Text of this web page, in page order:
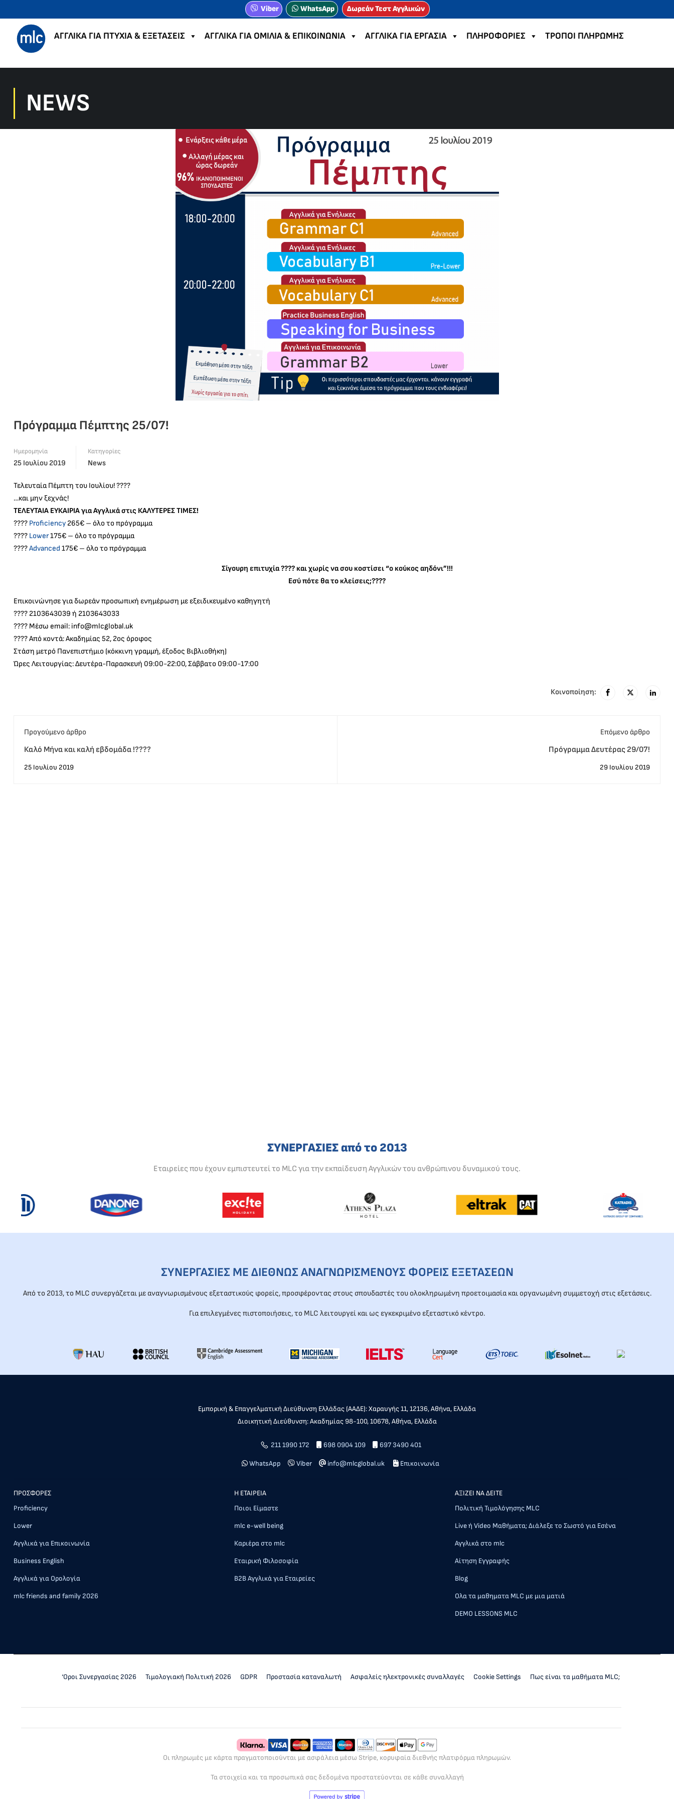
Viber WhatsApp Δωρεάν Τεστ Αγγλικών
ΑΓΓΛΙΚΑ ΓΙΑ ΠΤΥΧΙΑ & ΕΞΕΤΑΣΕΙΣ ΑΓΓΛΙΚΑ ΓΙΑ ΟΜΙΛΙΑ & ΕΠΙΚΟΙΝΩΝΙΑ ΑΓΓΛΙΚΑ ΓΙΑ ΕΡΓΑΣΙΑ ΠΛΗΡΟΦΟΡΙΕΣ TΡΟΠΟΙ ΠΛΗΡΩΜΗΣ
NEWS
Πρόγραμμα Πέμπτης 25/07!
Ημερομηνία
25 Ιουλίου 2019
Κατηγορίες
News
Τελευταία Πέμπτη του Ιουλίου! ????
…και μην ξεχνάς!
ΤΕΛΕΥΤΑΙΑ ΕΥΚΑΙΡΙΑ για Αγγλικά στις ΚΑΛΥΤΕΡΕΣ ΤΙΜΕΣ!
???? Proficiency 265€ – όλο το πρόγραμμα
???? Lower175€ – όλο το πρόγραμμα
????Advanced 175€ – όλο το πρόγραμμα
Σίγουρη επιτυχία ???? και χωρίς να σου κοστίσει “ο κούκος αηδόνι”!!!
Εσύ πότε θα το κλείσεις;????
Επικοινώνησε για δωρεάν προσωπική ενημέρωση με εξειδικευμένο καθηγητή
???? 2103643039 ή 2103643033
???? Μέσω email: info@mlcglobal.uk
???? Από κοντά: Ακαδημίας 52, 2ος όροφος
Στάση μετρό Πανεπιστήμιο (κόκκινη γραμμή, έξοδος Βιβλιοθήκη)
Ώρες Λειτουργίας: Δευτέρα-Παρασκευή 09:00-22:00, Σάββατο 09:00-17:00
Κοινοποίηση:
Προγούμενο άρθρο
Καλό Μήνα και καλή εβδομάδα !????
25 Ιουλίου 2019
Eπόμενο άρθρο
Πρόγραμμα Δευτέρας 29/07!
29 Ιουλίου 2019
ΣΥΝΕΡΓΑΣΙΕΣ από το 2013
Εταιρείες που έχουν εμπιστευτεί το MLC για την εκπαίδευση Αγγλικών του ανθρώπινου δυναμικού τους.
ΣΥΝΕΡΓΑΣΙΕΣ ΜΕ ΔΙΕΘΝΩΣ ΑΝΑΓΝΩΡΙΣΜΕΝΟΥΣ ΦΟΡΕΙΣ ΕΞΕΤΑΣΕΩΝ
Από το 2013, το MLC συνεργάζεται με αναγνωρισμένους εξεταστικούς φορείς, προσφέροντας στους σπουδαστές του ολοκληρωμένη προετοιμασία και οργανωμένη συμμετοχή στις εξετάσεις.
Για επιλεγμένες πιστοποιήσεις, το MLC λειτουργεί και ως εγκεκριμένο εξεταστικό κέντρο.
Εμπορική & Επαγγελματική Διεύθυνση Ελλάδας (ΑΑΔΕ): Χαραυγής 11, 12136, Αθήνα, Ελλάδα
Διοικητική Διεύθυνση: Ακαδημίας 98-100, 10678, Αθήνα, Ελλάδα
211 1990 172 698 0904 109 697 3490 401
WhatsApp Viber info@mlcglobal.uk Επικοινωνία
ΠΡΟΣΦΟΡΕΣ
Proficiency
Lower
Αγγλικά για Επικοινωνία
Business English
Αγγλικά για Ορολογία
mlc friends and family 2026
Η ΕΤΑΙΡΕΙΑ
Ποιοι Είμαστε
mlc e-well being
Καριέρα στο mlc
Εταιρική Φιλοσοφία
Β2Β Αγγλικά για Εταιρείες
AΞΙΖΕΙ ΝΑ ΔΕΙΤΕ
Πολιτική Τιμολόγησης MLC
Live ή Video Μαθήματα; Διάλεξε το Σωστό για Εσένα
Αγγλικά στο mlc
Αίτηση Εγγραφής
Blog
Ολα τα μαθηματα MLC με μια ματιά
DEMO LESSONS MLC
‘Οροι Συνεργασίας 2026 Τιμολογιακή Πολιτική 2026 GDPR Προστασία καταναλωτή Ασφαλείς ηλεκτρονικές συναλλαγές Cookie Settings Πως είναι τα μαθήματα MLC;
Οι πληρωμές με κάρτα πραγματοποιούνται με ασφάλεια μέσω Stripe, κορυφαία διεθνής πλατφόρμα πληρωμών.
Τα στοιχεία και τα προσωπικά σας δεδομένα προστατεύονται σε κάθε συναλλαγή